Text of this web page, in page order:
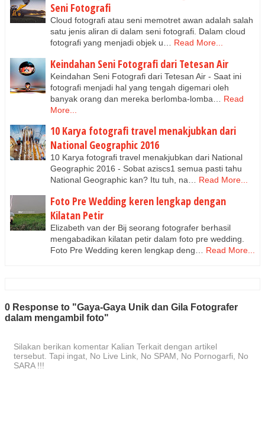
Seni Fotografi
Cloud fotografi atau seni memotret awan adalah salah
satu jenis aliran di dalam seni fotografi. Dalam cloud
fotografi yang menjadi objek u…
Read More...
Keindahan Seni Fotografi dari Tetesan Air
Keindahan Seni Fotografi dari Tetesan Air - Saat ini
fotografi menjadi hal yang tengah digemari oleh
banyak orang dan mereka berlomba-lomba…
Read
More...
10 Karya fotografi travel menakjubkan dari
National Geographic 2016
10 Karya fotografi travel menakjubkan dari National
Geographic 2016 - Sobat aziscs1 semua pasti tahu
National Geographic kan? Itu tuh, na…
Read More...
Foto Pre Wedding keren lengkap dengan
Kilatan Petir
Elizabeth van der Bij seorang fotografer berhasil
mengabadikan kilatan petir dalam foto pre wedding.
Foto Pre Wedding keren lengkap deng…
Read More...
0 Response to "Gaya-Gaya Unik dan Gila Fotografer
dalam mengambil foto"
Silakan berikan komentar Kalian Terkait dengan artikel
tersebut. Tapi ingat, No Live Link, No SPAM, No Pornogarfi, No
SARA !!!